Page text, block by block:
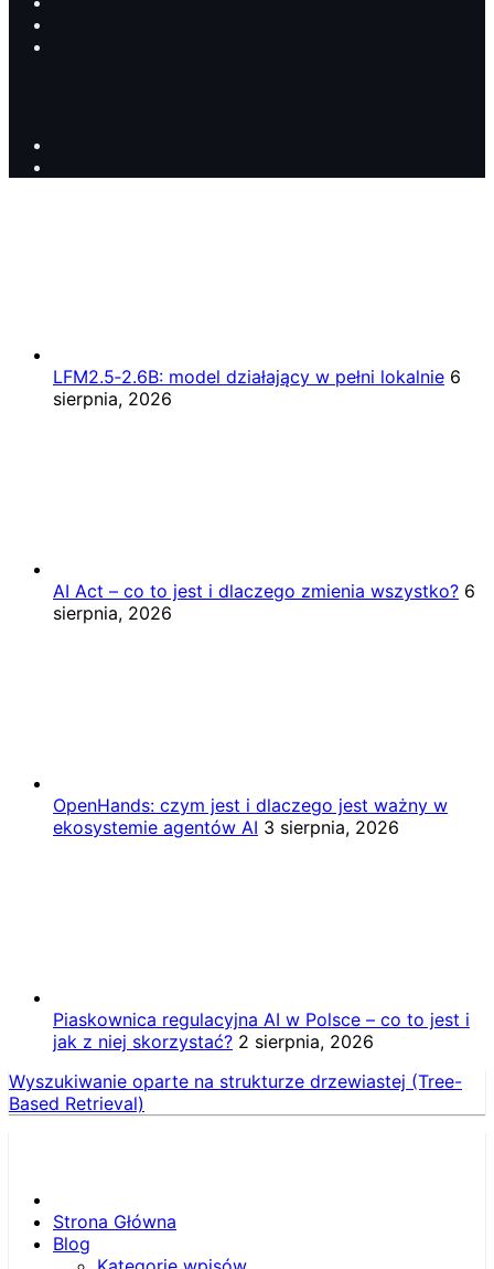
LFM2.5‑2.6B: model działający w pełni lokalnie 6
sierpnia, 2026
AI Act – co to jest i dlaczego zmienia wszystko? 6
sierpnia, 2026
OpenHands: czym jest i dlaczego jest ważny w
ekosystemie agentów AI 3 sierpnia, 2026
Piaskownica regulacyjna AI w Polsce – co to jest i
jak z niej skorzystać? 2 sierpnia, 2026
Wyszukiwanie oparte na strukturze drzewiastej (Tree-
Based Retrieval)
Strona Główna
Blog